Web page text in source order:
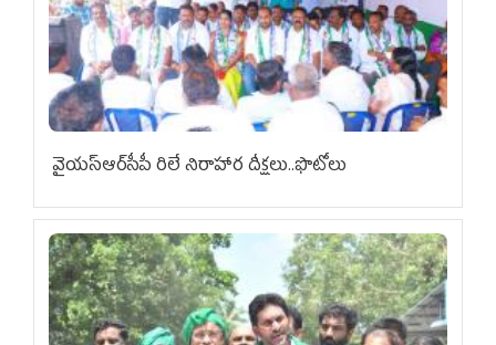
వైయ‌స్ఆర్‌సీపీ రిలే నిరాహార దీక్షలు..ఫొటోలు